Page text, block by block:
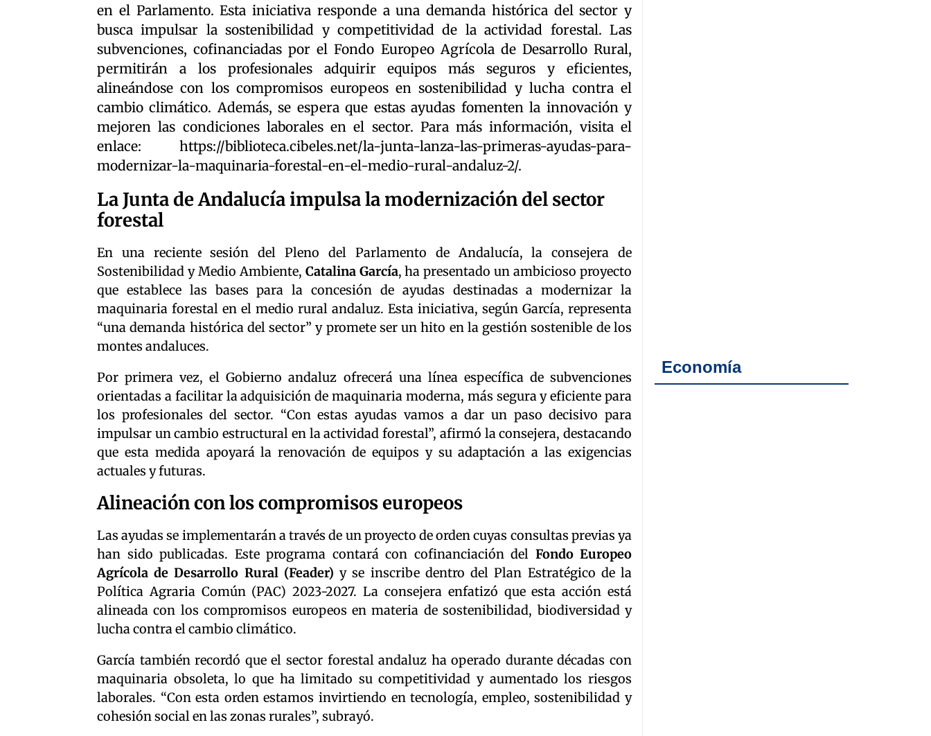
en el Parlamento. Esta iniciativa responde a una demanda histórica del sector y
busca impulsar la sostenibilidad y competitividad de la actividad forestal. Las
subvenciones, cofinanciadas por el Fondo Europeo Agrícola de Desarrollo Rural,
permitirán a los profesionales adquirir equipos más seguros y eficientes,
alineándose con los compromisos europeos en sostenibilidad y lucha contra el
cambio climático. Además, se espera que estas ayudas fomenten la innovación y
mejoren las condiciones laborales en el sector. Para más información, visita el
enlace: https://biblioteca.cibeles.net/la-junta-lanza-las-primeras-ayudas-para-
modernizar-la-maquinaria-forestal-en-el-medio-rural-andaluz-2/.
La Junta de Andalucía impulsa la modernización del sector
forestal
En una reciente sesión del Pleno del Parlamento de Andalucía, la consejera de
Sostenibilidad y Medio Ambiente, Catalina García, ha presentado un ambicioso proyecto
que establece las bases para la concesión de ayudas destinadas a modernizar la
maquinaria forestal en el medio rural andaluz. Esta iniciativa, según García, representa
“una demanda histórica del sector” y promete ser un hito en la gestión sostenible de los
montes andaluces.
Por primera vez, el Gobierno andaluz ofrecerá una línea específica de subvenciones
orientadas a facilitar la adquisición de maquinaria moderna, más segura y eficiente para
los profesionales del sector. “Con estas ayudas vamos a dar un paso decisivo para
impulsar un cambio estructural en la actividad forestal”, afirmó la consejera, destacando
que esta medida apoyará la renovación de equipos y su adaptación a las exigencias
actuales y futuras.
Alineación con los compromisos europeos
Las ayudas se implementarán a través de un proyecto de orden cuyas consultas previas ya
han sido publicadas. Este programa contará con cofinanciación del Fondo Europeo
Agrícola de Desarrollo Rural (Feader) y se inscribe dentro del Plan Estratégico de la
Política Agraria Común (PAC) 2023-2027. La consejera enfatizó que esta acción está
alineada con los compromisos europeos en materia de sostenibilidad, biodiversidad y
lucha contra el cambio climático.
García también recordó que el sector forestal andaluz ha operado durante décadas con
maquinaria obsoleta, lo que ha limitado su competitividad y aumentado los riesgos
laborales. “Con esta orden estamos invirtiendo en tecnología, empleo, sostenibilidad y
cohesión social en las zonas rurales”, subrayó.
Economía